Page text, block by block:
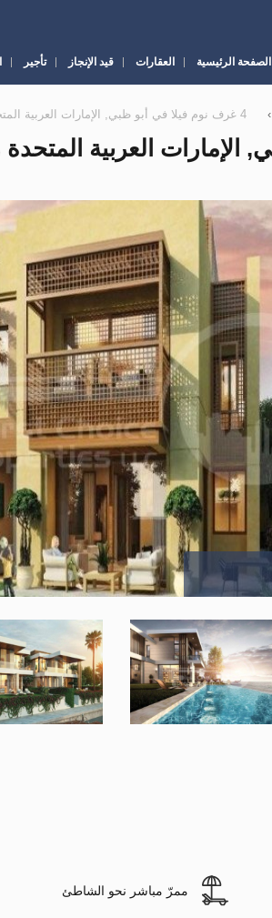
الصفحة الرئيسية العقارات قيد الإنجاز تأجير
› 4 غرف نوم فيلا في أبو ظبي, الإمارات العربية المتحدة رقم 12070
ممرّ مباشر نحو الشاطئ